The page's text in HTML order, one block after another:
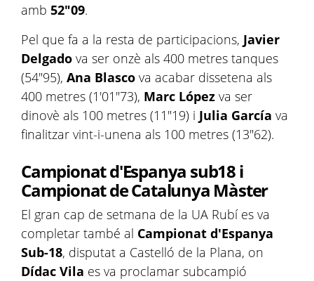
amb 52"09.
Pel que fa a la resta de participacions, Javier
Delgado va ser onzè als 400 metres tanques
(54"95), Ana Blasco va acabar dissetena als
400 metres (1'01"73), Marc López va ser
dinovè als 100 metres (11"19) i Julia García va
finalitzar vint-i-unena als 100 metres (13"62).
Campionat d'Espanya sub18 i
Campionat de Catalunya Màster
El gran cap de setmana de la UA Rubí es va
completar també al Campionat d'Espanya
Sub-18, disputat a Castelló de la Plana, on
Dídac Vila es va proclamar subcampió